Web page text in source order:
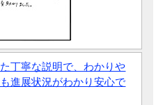
丁寧な説明で、わかりや
進展状況がわかり安心で